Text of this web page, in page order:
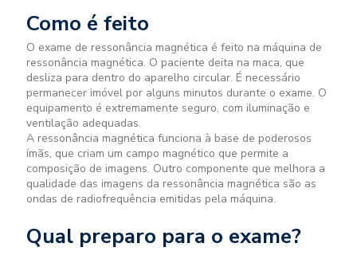
Como é feito
O exame de ressonância magnética é feito na máquina de
ressonância magnética. O paciente deita na maca, que
desliza para dentro do aparelho circular. É necessário
permanecer imóvel por alguns minutos durante o exame. O
equipamento é extremamente seguro, com iluminação e
ventilação adequadas.
A ressonância magnética funciona à base de poderosos
ímãs, que criam um campo magnético que permite a
composição de imagens. Outro componente que melhora a
qualidade das imagens da ressonância magnética são as
ondas de radiofrequência emitidas pela máquina.
Qual preparo para o exame?